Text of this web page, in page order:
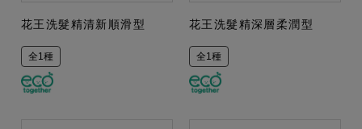
花王洗髮精清新順滑型
全1種
花王洗髮精深層柔潤型
全1種